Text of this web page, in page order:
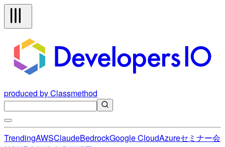
produced by Classmethod
TrendingAWSClaudeBedrockGoogle CloudAzureセミナー会